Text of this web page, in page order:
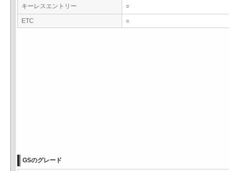
キーレスエントリー ○
ETC ○
GSのグレード